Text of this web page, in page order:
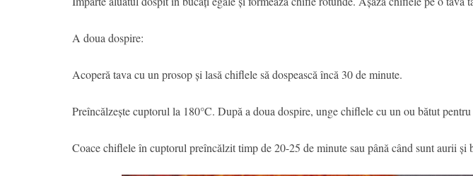
A doua dospire:
Acoperă tava cu un prosop și lasă chiflele să dospească încă 30 de minute.
Preîncălzește cuptorul la 180°C. După a doua dospire, unge chiflele cu un ou bătut
Coace chiflele în cuptorul preîncălzit timp de 20-25 de minute sau până când sunt aurii și